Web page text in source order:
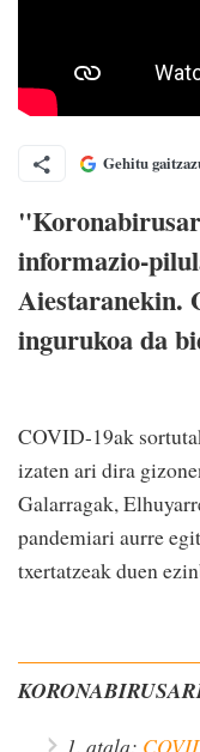
Gehitu
informazio-
Aiestaranekin.
ingurukoa da
COVID-19ak
izaten ari dira
Galarragak,
pandemiari aurre
txertatzeak duen
1. atala: